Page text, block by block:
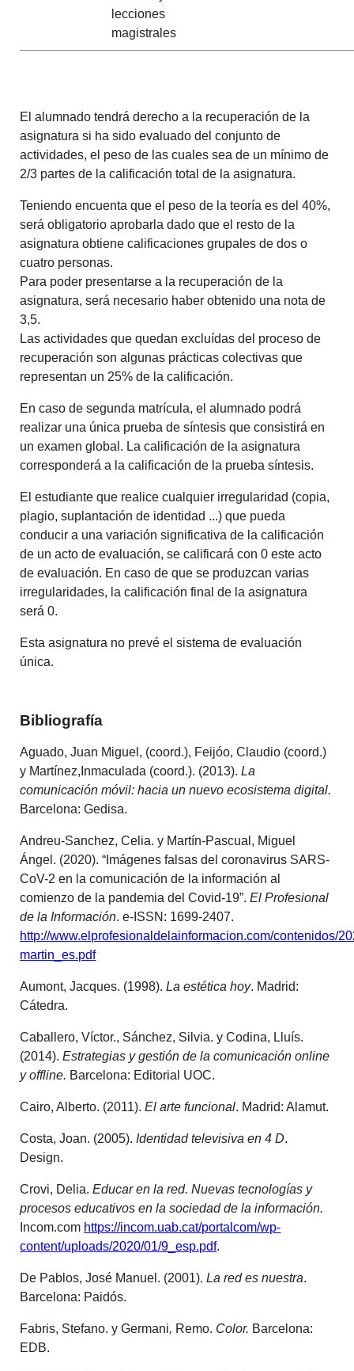
lecciones
magistrales
El alumnado tendrá derecho a la recuperación de la
asignatura si ha sido evaluado del conjunto de
actividades, el peso de las cuales sea de un mínimo de
2/3 partes de la calificación total de la asignatura.
Teniendo encuenta que el peso de la teoría es del 40%,
será obligatorio aprobarla dado que el resto de la
asignatura obtiene calificaciones grupales de dos o
cuatro personas.
Para poder presentarse a la recuperación de la
asignatura, será necesario haber obtenido una nota de
3,5.
Las actividades que quedan excluídas del proceso de
recuperación son algunas prácticas colectivas que
representan un 25% de la calificación.
En caso de segunda matrícula, el alumnado podrá
realizar una única prueba de síntesis que consistirá en
un examen global. La calificación de la asignatura
corresponderá a la calificación de la prueba síntesis.
El estudiante que realice cualquier irregularidad (copia,
plagio, suplantación de identidad ...) que pueda
conducir a una variación significativa de la calificación
de un acto de evaluación, se calificará con 0 este acto
de evaluación. En caso de que se produzcan varias
irregularidades, la calificación final de la asignatura
será 0.
Esta asignatura no prevé el sistema de evaluación
única.
Bibliografía
Aguado, Juan Miguel, (coord.), Feijóo, Claudio (coord.)
y Martínez,Inmaculada (coord.). (2013).La
comunicación móvil: hacia un nuevo ecosistema digital.
Barcelona: Gedisa.
Andreu-Sanchez, Celia. y Martín-Pascual, Miguel
Ángel. (2020). “Imágenes falsas del coronavirus SARS-
CoV-2 en la comunicación de la información al
comienzo de la pandemia del Covid-19”.El Profesional
de la Información. e-ISSN: 1699-2407.
http://www.elprofesionaldelainformacion.com/contenidos/
martin_es.pdf
Aumont, Jacques. (1998).La estética hoy. Madrid:
Cátedra.
Caballero, Víctor., Sánchez, Silvia. y Codina, Lluís.
(2014).Estrategias y gestión de la comunicación online
y offline. Barcelona: Editorial UOC.
Cairo, Alberto. (2011).El arte funcional. Madrid: Alamut.
Costa, Joan. (2005). Identidad televisiva en 4 D.
Design.
Crovi, Delia.Educar en la red. Nuevas tecnologías y
procesos educativos en la sociedad de la información.
Incom.com https://incom.uab.cat/portalcom/wp-
content/uploads/2020/01/9_esp.pdf.
De Pablos, José Manuel. (2001).La red es nuestra.
Barcelona: Paidós.
Fabris, Stefano. y Germani, Remo. Color. Barcelona:
EDB.